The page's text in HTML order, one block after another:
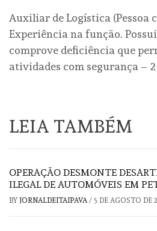
Auxiliar de Logística (Pessoa
Experiência na função.
comprove deficiência que
atividades com segurança –
LEIA TAMBÉM
OPERAÇÃO DESMONTE
ILEGAL DE AUTOMÓVEIS EM
BY JORNALDEITAIPAVA/ 5 DE AGOSTO DE